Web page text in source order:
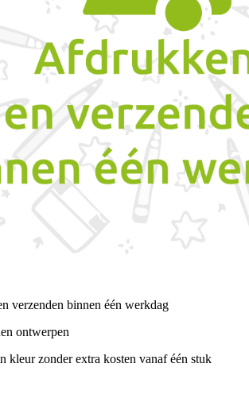
verzenden binnen één werkdag
ontwerpen
kleur zonder extra kosten vanaf één stuk